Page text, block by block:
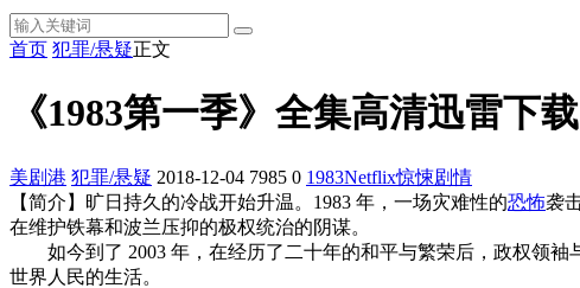
首页 犯罪/悬疑正文
《1983第一季》全集高清迅雷下载
美剧港 犯罪/悬疑 2018-12-04 7985 0 1983Netflix惊悚剧情
【简介】旷日持久的冷战开始升温。1983 年，一场灾难性的恐怖袭
在维护铁幕和波兰压抑的极权统治的阴谋。
如今到了 2003 年，在经历了二十年的和平与繁荣后，政权领袖
世界人民的生活。